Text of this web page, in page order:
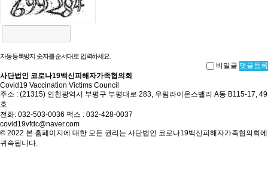
자동등록방지 숫자를 순서대로 입력하세요.
비밀글 댓글등록
사단법인 코로나19백신피해자가족협의회
Covid19 Vaccination Victims Council
주소 : (21315) 인천광역시 부평구 부평대로 283, 우림라이온스밸리 A동 B115-17, 49
호
전화: 032-503-0036 팩스 : 032-428-0037
covid19vfdc@naver.com
© 2022 본 홈페이지에 대한 모든 권리는 사단법인 코로나19백신피해자가족협의회에
귀속됩니다.